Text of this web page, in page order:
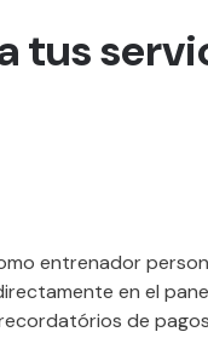
tus
entrenador
en el
de